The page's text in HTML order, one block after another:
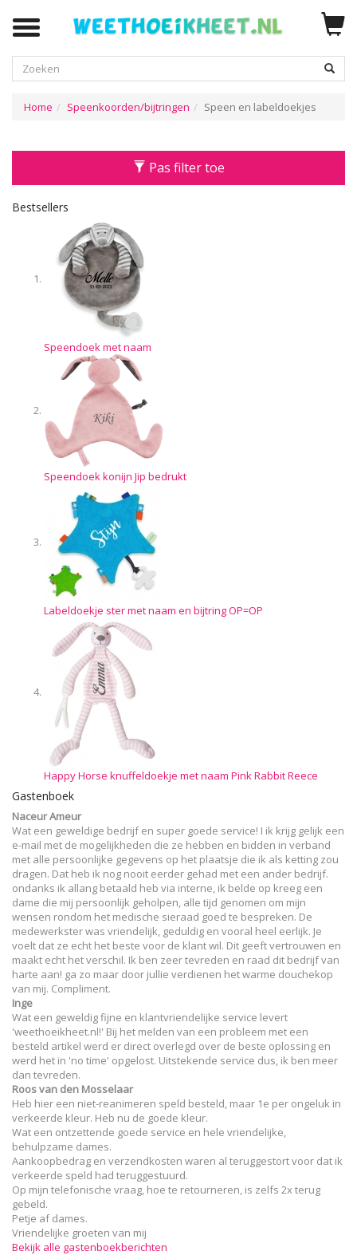
Zoeken
Home Speenkoorden/bijtringen Speen en labeldoekjes
Pas filter toe
Bestsellers
Speendoek met naam
Speendoek konijn Jip bedrukt
Labeldoekje ster met naam en bijtring OP=OP
Happy Horse knuffeldoekje met naam Pink Rabbit Reece
Gastenboek
Naceur Ameur
Wat een geweldige bedrijf en super goede service! I ik krijg gelijk een
e-mail met de mogelijkheden die ze hebben en bidden in verband
met alle persoonlijke gegevens op het plaatsje die ik als ketting zou
dragen. Dat heb ik nog nooit eerder gehad met een ander bedrijf.
ondanks ik allang betaald heb via interne, ik belde op kreeg een
dame die mij persoonlijk geholpen, alle tijd genomen om mijn
wensen rondom het medische sieraad goed te bespreken. De
medewerkster was vriendelijk, geduldig en vooral heel eerlijk. Je
voelt dat ze echt het beste voor de klant wil. Dit geeft vertrouwen en
maakt echt het verschil. Ik ben zeer tevreden en raad dit bedrijf van
harte aan! ga zo maar door jullie verdienen het warme douchekop
van mij. Compliment.
Inge
Wat een geweldig fijne en klantvriendelijke service levert
'weethoeikheet.nl!' Bij het melden van een probleem met een
besteld artikel werd er direct overlegd over de beste oplossing en
werd het in 'no time' opgelost. Uitstekende service dus, ik ben meer
dan tevreden.
Roos van den Mosselaar
Heb hier een niet-reanimeren speld besteld, maar 1e per ongeluk in
verkeerde kleur. Heb nu de goede kleur.
Wat een ontzettende goede service en hele vriendelijke,
behulpzame dames.
Aankoopbedrag en verzendkosten waren al teruggestort voor dat ik
verkeerde speld had teruggestuurd.
Op mijn telefonische vraag, hoe te retourneren, is zelfs 2x terug
gebeld.
Petje af dames.
Vriendelijke groeten van mij
Bekijk alle gastenboekberichten